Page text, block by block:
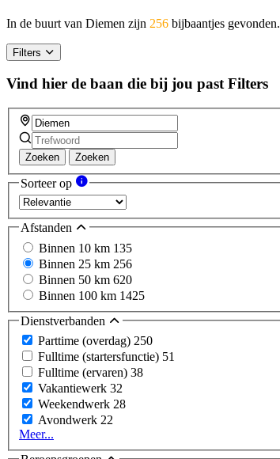
In de buurt van Diemen zijn 256 bijbaantjes gevonden.
Filters
Vind hier de baan die bij jou past Filters
Zoeken Zoeken
Sorteer op
Afstanden
Binnen 10 km 135
Binnen 25 km 256
Binnen 50 km 620
Binnen 100 km 1425
Dienstverbanden
Parttime (overdag) 250
Fulltime (startersfunctie) 51
Fulltime (ervaren) 38
Vakantiewerk 32
Weekendwerk 28
Avondwerk 22
Meer...